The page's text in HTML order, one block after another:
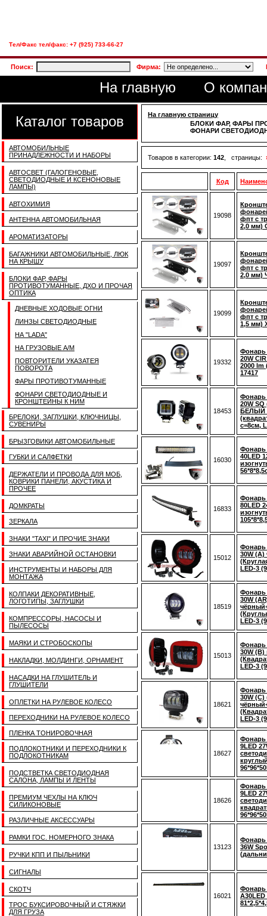
Тел/Факс тел/факс: +7 (925) 733-66-27
Поиск: Фирма:
На главную О
Каталог товаров
АВТОМОБИЛЬНЫЕ
ПРИНАДЛЕЖНОСТИ И НАБОРЫ
АВТОСВЕТ (ГАЛОГЕНОВЫЕ,
СВЕТОДИОДНЫЕ И КСЕНОНОВЫЕ
ЛАМПЫ)
АВТОХИМИЯ
АНТЕННА АВТОМОБИЛЬНАЯ
АРОМАТИЗАТОРЫ
БАГАЖНИКИ АВТОМОБИЛЬНЫЕ, ЛЮК
НА КРЫШУ
БЛОКИ ФАР, ФАРЫ
ПРОТИВОТУМАННЫЕ, ДХО И ПРОЧАЯ
ОПТИКА
ДНЕВНЫЕ ХОДОВЫЕ ОГНИ
ЛИНЗЫ СВЕТОДИОДНЫЕ
НА "LADA"
НА ГРУЗОВЫЕ А/М
ПОВТОРИТЕЛИ УКАЗАТЕЯ
ПОВОРОТА
ФАРЫ ПРОТИВОТУМАННЫЕ
ФОНАРИ СВЕТОДИОДНЫЕ И
КРОНШТЕЙНЫ К НИМ
БРЕЛОКИ, ЗАГЛУШКИ, КЛЮЧНИЦЫ,
СУВЕНИРЫ
БРЫЗГОВИКИ АВТОМОБИЛЬНЫЕ
ГУБКИ И САЛФЕТКИ
ДЕРЖАТЕЛИ И ПРОВОДА ДЛЯ МОБ,
КОВРИКИ ПАНЕЛИ, АКУСТИКА И
ПРОЧЕЕ
ДОМКРАТЫ
ЗЕРКАЛА
ЗНАКИ "TAXI" И ПРОЧИЕ ЗНАКИ
ЗНАКИ АВАРИЙНОЙ ОСТАНОВКИ
ИНСТРУМЕНТЫ И НАБОРЫ ДЛЯ
МОНТАЖА
КОЛПАКИ ДЕКОРАТИВНЫЕ,
ЛОГОТИПЫ, ЗАГЛУШКИ
КОМПРЕССОРЫ, НАСОСЫ И
ПЫЛЕСОСЫ
МАЯКИ И СТРОБОСКОПЫ
НАКЛАДКИ, МОЛДИНГИ, ОРНАМЕНТ
НАСАДКИ НА ГЛУШИТЕЛЬ И
ГЛУШИТЕЛИ
ОПЛЕТКИ НА РУЛЕВОЕ КОЛЕСО
ПЕРЕХОДНИКИ НА РУЛЕВОЕ КОЛЕСО
ПЛЕНКА ТОНИРОВОЧНАЯ
ПОДЛОКОТНИКИ И ПЕРЕХОДНИКИ К
ПОДЛОКОТНИКАМ
ПОДСТВЕТКА СВЕТОДИОДНАЯ
САЛОНА, ЛАМПЫ И ЛЕНТЫ
ПРЕМИУМ ЧЕХЛЫ НА КЛЮЧ
СИЛИКОНОВЫЕ
РАЗЛИЧНЫЕ АКСЕССУАРЫ
РАМКИ ГОС. НОМЕРНОГО ЗНАКА
РУЧКИ КПП И ПЫЛЬНИКИ
СИГНАЛЫ
СКОТЧ
ТРОС БУКСИРОВОЧНЫЙ И СТЯЖКИ
ДЛЯ ГРУЗА
На главную страницу
БЛОКИ ФАР, ФАРЫ
ФОНАРИ
Товаров в категории: 142 , страницы:
Код
19098
фпт с
2,0 мм)
19097
фпт с
2,0 мм)
19099
фпт с
1,5 мм)
19332
Фонарь
20W
2000 lm
17417
18453
Фонарь
20W SQ
БЕЛЫЙ
c=8см,
16030
Фонарь
40LED
16833
Фонарь
80LED
15012
Фонарь
30W
LED-3
18519
Фонарь
30W
LED-3
15013
Фонарь
30W
LED-3
18621
Фонарь
30W (C)
LED-3
18627
Фонарь
9LED
18626
Фонарь
9LED
13123
Фонарь
36W
16021
Фонарь
A30LED